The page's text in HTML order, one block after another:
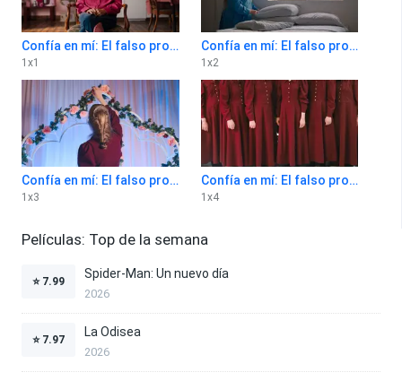
Confía en mí: El falso profeta 1x1
1 x1
Confía en mí: El falso profeta 1x2
1 x2
Confía en mí: El falso profeta 1x3
1 x3
Confía en mí: El falso profeta 1x4
1 x4
Películas: Top de la semana
⭐ 7.99
Spider-Man: Un nuevo día
2026
⭐ 7.97
La Odisea
2026